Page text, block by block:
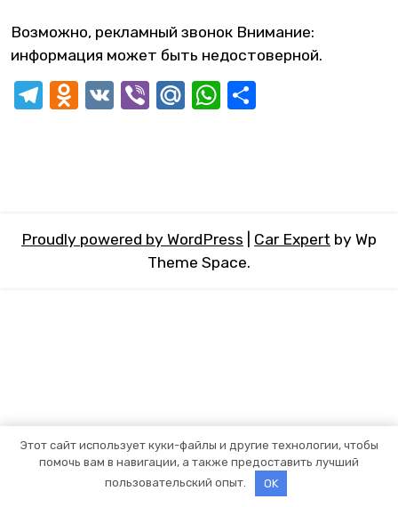
Возможно, рекламный звонок Внимание:
информация может быть недостоверной.
Telegram
Odnoklassniki
VK ViberMail.RuWhatsApp
Proudly powered by WordPress Car Expert by Wp
Theme Space.
Этот сайт использует куки-файлы и другие технологии, чтобы
помочь вам в навигации, а также предоставить лучший
пользовательский опыт.
OK